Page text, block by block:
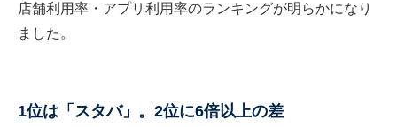
店舗利用率・アプリ利用率のランキングが明らかになり
ました。
1位は「スタバ」。2位に6倍以上の差